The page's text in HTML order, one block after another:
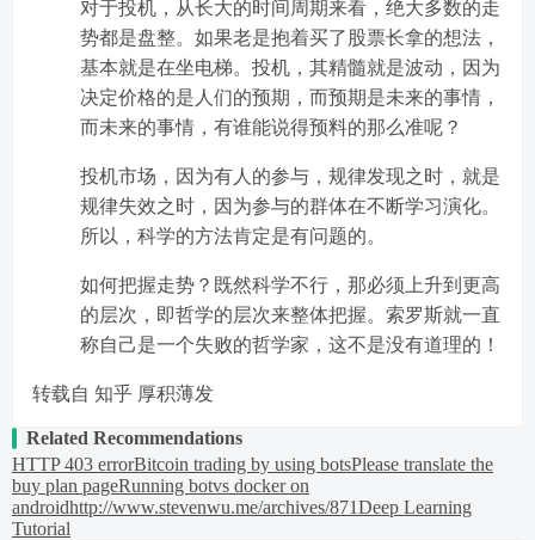
对于投机，从长大的时间周期来看，绝大多数的走
势都是盘整。如果老是抱着买了股票长拿的想法，
基本就是在坐电梯。投机，其精髓就是波动，因为
决定价格的是人们的预期，而预期是未来的事情，
而未来的事情，有谁能说得预料的那么准呢？
投机市场，因为有人的参与，规律发现之时，就是
规律失效之时，因为参与的群体在不断学习演化。
所以，科学的方法肯定是有问题的。
如何把握走势？既然科学不行，那必须上升到更高
的层次，即哲学的层次来整体把握。索罗斯就一直
称自己是一个失败的哲学家，这不是没有道理的！
转载自 知乎 厚积薄发
Related Recommendations
HTTP 403 errorBitcoin trading by using botsPlease translate the
buy plan pageRunning botvs docker on
androidhttp://www.stevenwu.me/archives/871Deep Learning
Tutorial